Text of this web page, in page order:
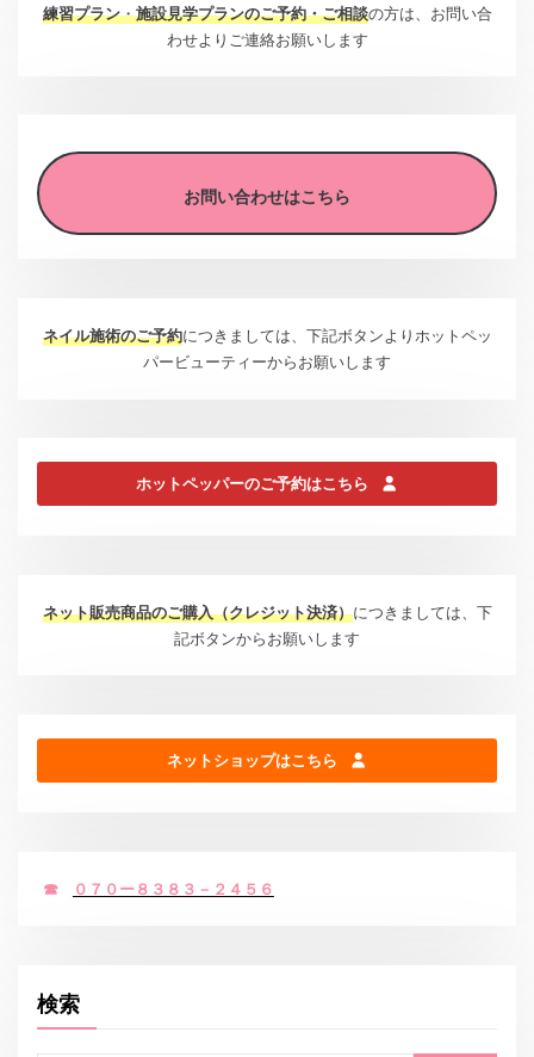
練習プラン・施設見学プランのご予約・ご相談の方は、お問い合
わせよりご連絡お願いします
お問い合わせはこちら
ネイル施術のご予約につきましては、下記ボタンよりホットペッ
パービューティーからお願いします
ホットペッパーのご予約はこちら
ネット販売商品のご購入（クレジット決済）につきましては、下
記ボタンからお願いします
ネットショップはこちら
☎ ０７０ー８３８３－２４５６
検索